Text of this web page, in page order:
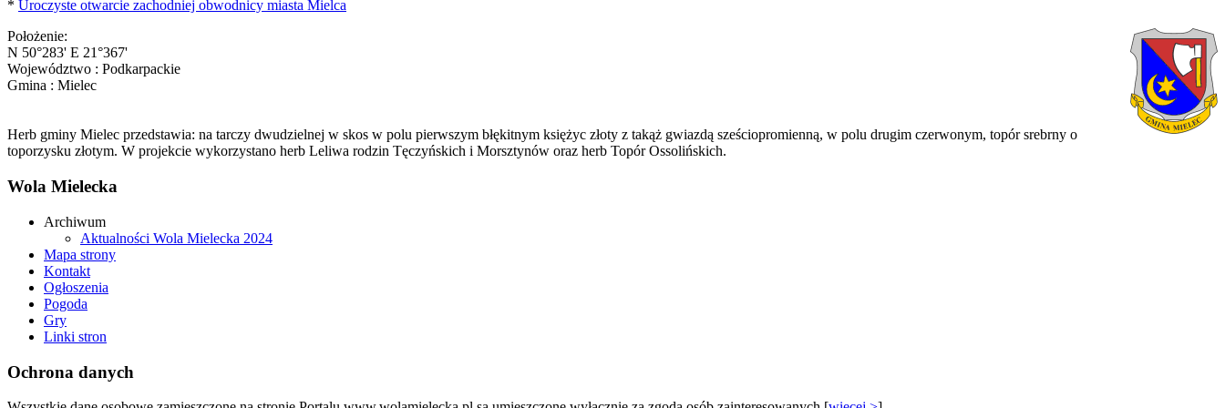
* Uroczyste otwarcie zachodniej obwodnicy miasta Mielca
Położenie:
N 50°283' E 21°367'
Województwo : Podkarpackie
Gmina : Mielec
Herb gminy Mielec przedstawia: na tarczy dwudzielnej w skos w polu pierwszym błękitnym księżyc złoty z takąż gwiazdą sześciopromienną, w polu drugim czerwonym, topór srebrny o
toporzysku złotym. W projekcie wykorzystano herb Leliwa rodzin Tęczyńskich i Morsztynów oraz herb Topór Ossolińskich.
Wola Mielecka
Archiwum
Aktualności Wola Mielecka 2024
Mapa strony
Kontakt
Ogłoszenia
Pogoda
Gry
Linki stron
Ochrona danych